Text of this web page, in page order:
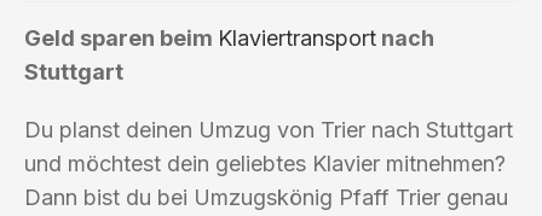
Geld sparen beim Klaviertransport nach
Stuttgart
Du planst deinen Umzug von Trier nach Stuttgart
und möchtest dein geliebtes Klavier mitnehmen?
Dann bist du bei Umzugskönig Pfaff Trier genau